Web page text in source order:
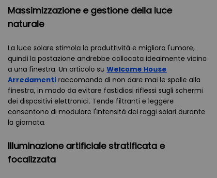
Massimizzazione e gestione della luce
naturale
La luce solare stimola la produttività e migliora l'umore,
quindi la postazione andrebbe collocata idealmente vicino
a una finestra. Un articolo su Welcome House
Arredamenti raccomanda di non dare mai le spalle alla
finestra, in modo da evitare fastidiosi riflessi sugli schermi
dei dispositivi elettronici. Tende filtranti e leggere
consentono di modulare l'intensità dei raggi solari durante
la giornata.
Illuminazione artificiale stratificata e
focalizzata